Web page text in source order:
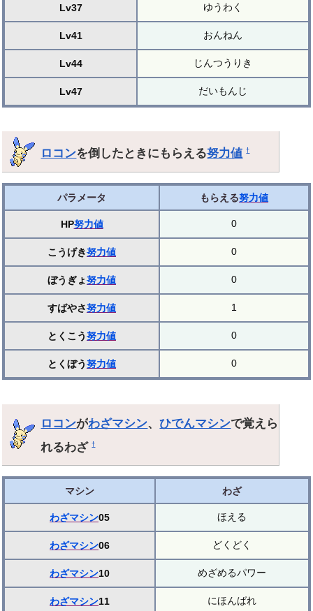
Lv37 ゆうわく
Lv41 おんねん
Lv44 じんつうりき
Lv47 だいもんじ
ロコンを倒したときにもらえる努力値 †
パラメータ もらえる努力値
HP努力値 0
こうげき努力値 0
ぼうぎょ努力値 0
すばやさ努力値 1
とくこう努力値 0
とくぼう努力値 0
ロコンがわざマシン、ひでんマシンで覚えら
れるわざ†
マシン わざ
わざマシン05 ほえる
わざマシン06 どくどく
わざマシン10 めざめるパワー
わざマシン11 にほんばれ